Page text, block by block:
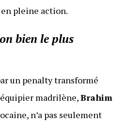
pleine action.
bien le plus
un penalty transformé
madrilène,Brahim
n’a pas seulement